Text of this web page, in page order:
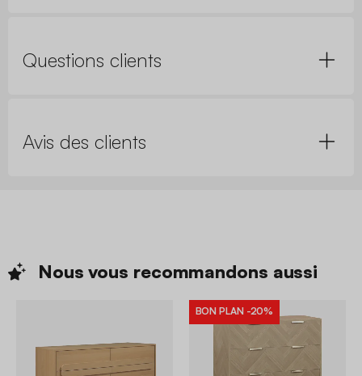
Questions clients
Avis des clients
Nous vous recommandons aussi
BON PLAN -20%